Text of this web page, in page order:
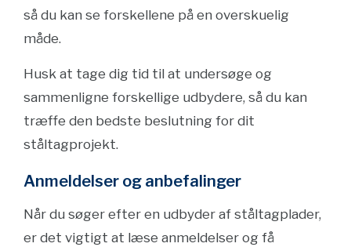
så du kan se forskellene på en overskuelig
måde.
Husk at tage dig tid til at undersøge og
sammenligne forskellige udbydere, så du kan
træffe den bedste beslutning for dit
ståltagprojekt.
Anmeldelser og anbefalinger
Når du søger efter en udbyder af ståltagplader,
er det vigtigt at læse anmeldelser og få